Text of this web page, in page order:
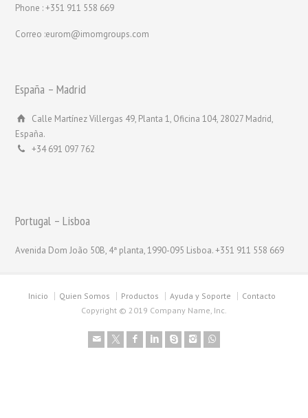
Phone : +351 911 558 669
Correo :eurom@imomgroups.com
España – Madrid
Calle Martínez Villergas 49, Planta 1, Oficina 104, 28027 Madrid,
España.
+34 691 097 762
Portugal – Lisboa
Avenida Dom João 50B, 4ª planta, 1990-095 Lisboa. +351 911 558 669
Inicio Quien Somos Productos Ayuda y Soporte
Contacto
Copyright © 2019 Company Name, Inc.